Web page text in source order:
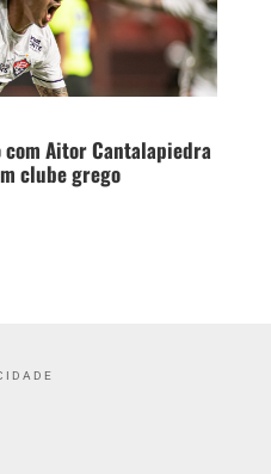
Aitor Cantalapiedra
clube grego